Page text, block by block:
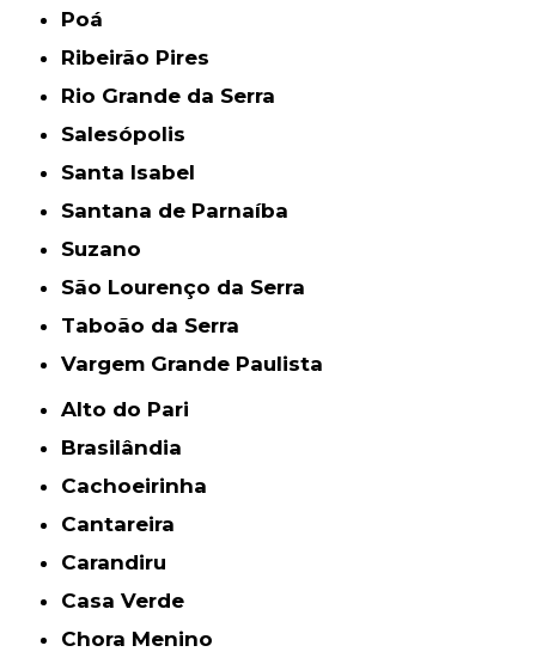
Poá
Ribeirão Pires
Rio Grande da Serra
Salesópolis
Santa Isabel
Santana de Parnaíba
Suzano
São Lourenço da Serra
Taboão da Serra
Vargem Grande Paulista
Alto do Pari
Brasilândia
Cachoeirinha
Cantareira
Carandiru
Casa Verde
Chora Menino